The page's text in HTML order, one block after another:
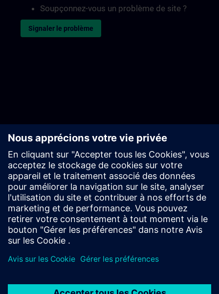
Soupçonnez-vous un problème de site ?
Signaler le problème